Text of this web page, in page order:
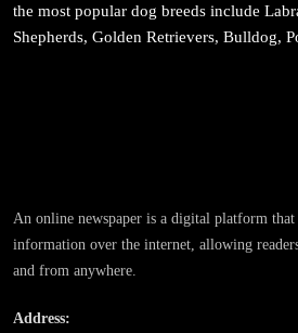
May 9, 2024
मुस्लिम प्रेमीसँग
May 9, 2024
the most popular dog breeds include
Shepherds, Golden Retrievers, Bulldog,
An online newspaper is a digital platform that
information over the internet, allowing
and from anywhere.
Address: